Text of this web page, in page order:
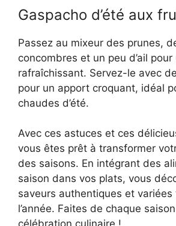
Gaspacho d’été aux
Passez au mixeur des prunes,
concombres et un peu d’ail
rafraîchissant. Servez-le avec
pour un apport croquant, idéal
chaudes d’été.
Avec ces astuces et ces
vous êtes prêt à transformer
des saisons. En intégrant des
saison dans vos plats, vous
saveurs authentiques et
l’année. Faites de chaque